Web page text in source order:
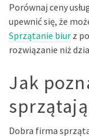
Porównaj ceny
upewnić się, że
Sprzątanie biur z
rozwiązanie niż
Jak
Dobra firma